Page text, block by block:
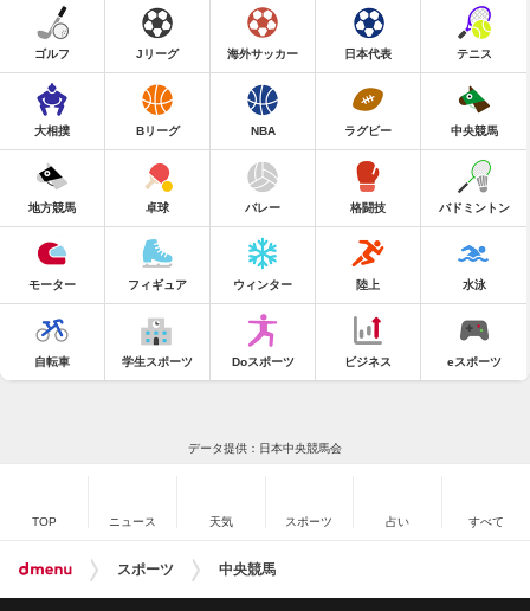
ゴルフ Jリーグ 海外サッカー 日本代表 テニス
大相撲 Bリーグ NBA ラグビー 中央競馬
地方競馬 卓球 バレー 格闘技 バドミントン
モーター フィギュア ウィンター 陸上 水泳
自転車 学生スポーツ Doスポーツ ビジネス eスポーツ
データ提供：日本中央競馬会
TOP ニュース 天気 スポーツ 占い すべて
スポーツ 中央競馬